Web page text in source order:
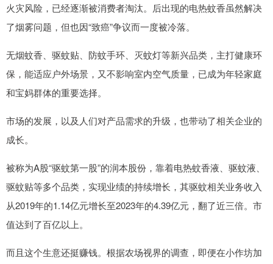
火灾风险，已经逐渐被消费者淘汰。后出现的电热蚊香虽然解决
了烟雾问题，但也因“致癌”争议而一度被冷落。
无烟蚊香、驱蚊贴、防蚊手环、灭蚊灯等新兴品类，主打健康环
保，能适应户外场景，又不影响室内空气质量，已成为年轻家庭
和宝妈群体的重要选择。
市场的发展，以及人们对产品需求的升级，也带动了相关企业的
成长。
被称为A股“驱蚊第一股”的润本股份，靠着电热蚊香液、驱蚊液、
驱蚊贴等多个品类，实现业绩的持续增长，其驱蚊相关业务收入
从2019年的1.14亿元增长至2023年的4.39亿元，翻了近三倍。市
值达到了百亿以上。
而且这个生意还挺赚钱。根据农场视界的调查，即便在小作坊加